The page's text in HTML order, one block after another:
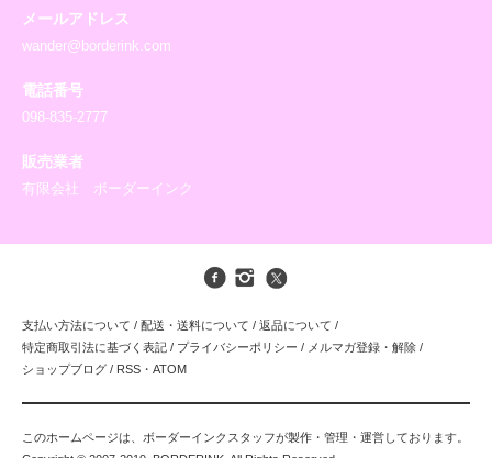
メールアドレス
wander@borderink.com
電話番号
098-835-2777
販売業者
有限会社 ボーダーインク
支払い方法について / 配送・送料について / 返品について /
特定商取引法に基づく表記 / プライバシーポリシー / メルマガ登録・解除 /
ショップブログ / RSS ・ ATOM
このホームページは、ボーダーインクスタッフが製作・管理・運営しております。